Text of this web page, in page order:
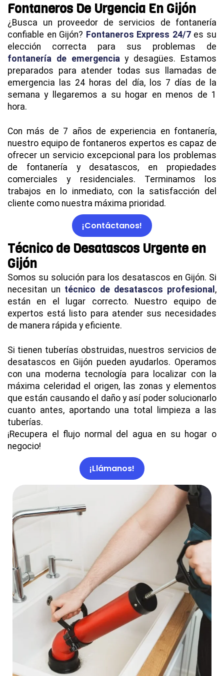
Fontaneros De Urgencia En Gijón
¿Busca un proveedor de servicios de fontanería
confiable en Gijón? Fontaneros Express 24/7es su
elección correcta para sus problemas de
fontanería de emergenciay desagües. Estamos
preparados para atender todas sus llamadas de
emergencia las 24 horas del día, los 7 días de la
semana y llegaremos a su hogar en menos de 1
hora.
Con más de 7 años de experiencia en fontanería,
nuestro equipo de fontaneros expertos es capaz de
ofrecer un servicio excepcional para los problemas
de fontanería y desatascos, en propiedades
comerciales y residenciales. Terminamos los
trabajos en lo inmediato, con la satisfacción del
cliente como nuestra máxima prioridad.
¡Contáctanos!
Técnico de Desatascos Urgente en
Gijón
Somos su solución para los desatascos en Gijón. Si
necesitan un técnico de desatascos profesional ,
están en el lugar correcto. Nuestro equipo de
expertos está listo para atender sus necesidades
de manera rápida y eficiente.
Si tienen tuberías obstruidas, nuestros servicios de
desatascos en Gijón pueden ayudarlos. Operamos
con una moderna tecnología para localizar con la
máxima celeridad el origen, las zonas y elementos
que están causando el daño y así poder solucionarlo
cuanto antes, aportando una total limpieza a las
tuberías.
¡Recupera el flujo normal del agua en su hogar o
negocio!
¡Llámanos!